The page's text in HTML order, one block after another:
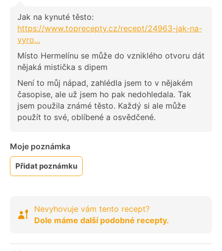
Jak na kynuté těsto:
https://www.toprecepty.cz/recept/24963-jak-na-
vyro...
Místo Hermelínu se může do vzniklého otvoru dát
nějaká mistička s dipem
Není to můj nápad, zahlédla jsem to v nějakém
časopise, ale už jsem ho pak nedohledala. Tak
jsem použila známé těsto. Každý si ale může
použít to své, oblíbené a osvědčené.
Moje poznámka
Přidat poznámku
Nevyhovuje vám tento recept?
Dole máme další podobné recepty.